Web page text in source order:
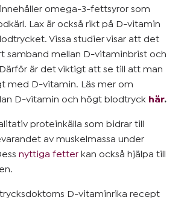
omega-3-fettsyror som
Lax är också rikt på D-vitamin
Vissa studier visar att det
samband mellan D-vitaminbrist och
är det viktigt att se till att man
med D-vitamin. Läs mer om
D-vitamin och högt blodtryck här.
proteinkälla som bidrar till
av muskelmassa under
nyttiga fetter kan också hjälpa till
D-vitaminrika recept